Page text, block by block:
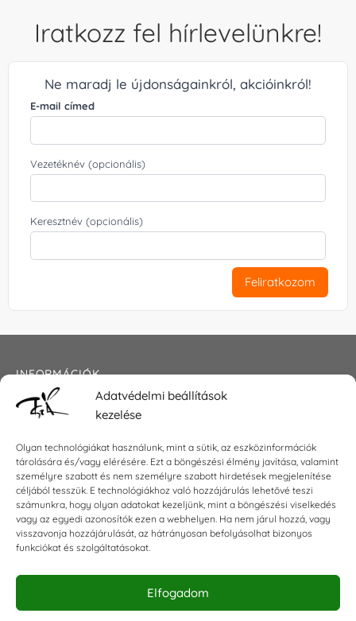
Adatvédelmi beállítások
kezelése
Olyan technológiákat használunk, mint a sütik, az eszközinformációk
tárolására és/vagy elérésére. Ezt a böngészési élmény javítása, valamint
személyre szabott és nem személyre szabott hirdetések megjelenítése
céljából tesszük. E technológiákhoz való hozzájárulás lehetővé teszi
számunkra, hogy olyan adatokat kezeljünk, mint a böngészési viselkedés
vagy az egyedi azonosítók ezen a webhelyen. Ha nem járul hozzá, vagy
visszavonja hozzájárulását, az hátrányosan befolyásolhat bizonyos
funkciókat és szolgáltatásokat.
Elfogadom
Iratkozz fel hírlevelünkre!
Ne maradj le újdonságainkról, akcióinkról!
E-mail címed
Vezetéknév (opcionális)
Keresztnév (opcionális)
Feliratkozom
INFORMÁCIÓK
Általános szerződési feltételek
Impresszum
KAPCSOLAT
E-mail:shop@torokszilvi.com
Telefon: +36 30 6767872
KÖZÖSSÉGI